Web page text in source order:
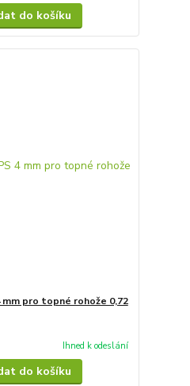
do košíku
pro topné rohože 0,72
Ihned k odeslání
do košíku